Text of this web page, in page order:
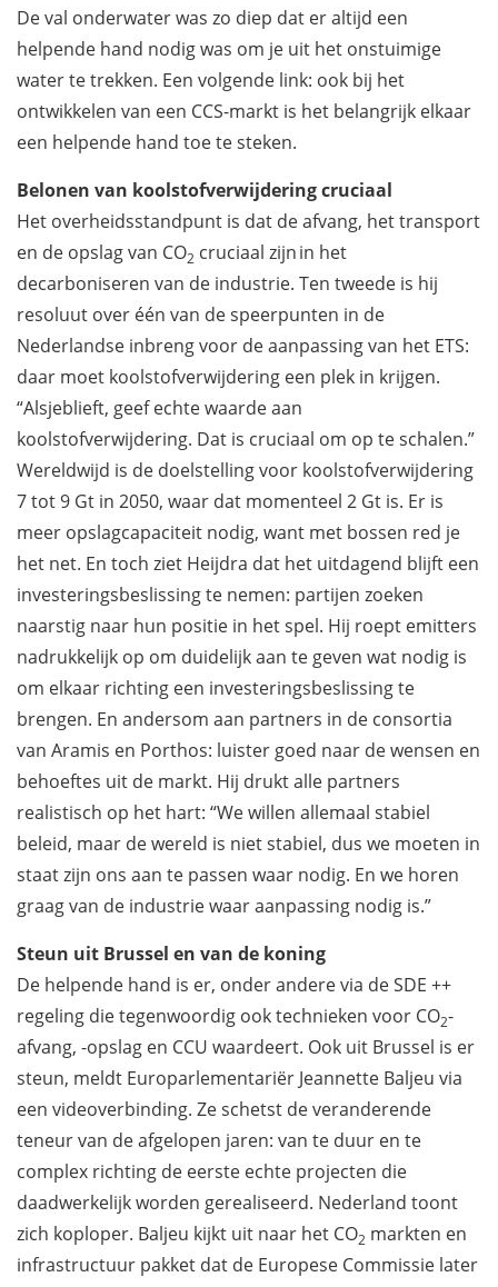
De val onderwater was zo diep dat er altijd een
helpende hand nodig was om je uit het onstuimige
water te trekken. Een volgende link: ook bij het
ontwikkelen van een CCS-markt is het belangrijk elkaar
een helpende hand toe te steken.
Belonen van koolstofverwijdering cruciaal
Het overheidsstandpunt is dat de afvang, het transport
en de opslag van CO2 cruciaal zijn in het
decarboniseren van de industrie. Ten tweede is hij
resoluut over één van de speerpunten in de
Nederlandse inbreng voor de aanpassing van het ETS:
daar moet koolstofverwijdering een plek in krijgen.
“Alsjeblieft, geef echte waarde aan
koolstofverwijdering. Dat is cruciaal om op te schalen.”
Wereldwijd is de doelstelling voor koolstofverwijdering
7 tot 9 Gt in 2050, waar dat momenteel 2 Gt is. Er is
meer opslagcapaciteit nodig, want met bossen red je
het net. En toch ziet Heijdra dat het uitdagend blijft een
investeringsbeslissing te nemen: partijen zoeken
naarstig naar hun positie in het spel. Hij roept emitters
nadrukkelijk op om duidelijk aan te geven wat nodig is
om elkaar richting een investeringsbeslissing te
brengen. En andersom aan partners in de consortia
van Aramis en Porthos: luister goed naar de wensen en
behoeftes uit de markt. Hij drukt alle partners
realistisch op het hart: “We willen allemaal stabiel
beleid, maar de wereld is niet stabiel, dus we moeten in
staat zijn ons aan te passen waar nodig. En we horen
graag van de industrie waar aanpassing nodig is.”
Steun uit Brussel en van de koning
De helpende hand is er, onder andere via de SDE ++
regeling die tegenwoordig ook technieken voor CO2-
afvang, -opslag en CCU waardeert. Ook uit Brussel is er
steun, meldt Europarlementariër Jeannette Baljeu via
een videoverbinding. Ze schetst de veranderende
teneur van de afgelopen jaren: van te duur en te
complex richting de eerste echte projecten die
daadwerkelijk worden gerealiseerd. Nederland toont
zich koploper. Baljeu kijkt uit naar het CO2 markten en
infrastructuur pakket dat de Europese Commissie later